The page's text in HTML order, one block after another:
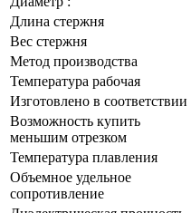
Длина стержня
Вес стержня
Метод производства
Температура рабочая
Изготовлено в соответствии
Возможность купить
меньшим отрезком
Температура плавления
Объемное удельное
сопротивление